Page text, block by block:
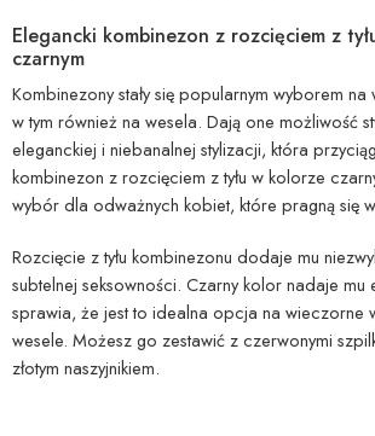
Elegancki kombinezon z rozcięciem z
czarnym
Kombinezony stały się popularnym wyborem
w tym również na wesela. Dają one możliwość
eleganckiej i niebanalnej stylizacji, która
kombinezon z rozcięciem z tyłu w kolorze
wybór dla odważnych kobiet, które pragną się
Rozcięcie z tyłu kombinezonu dodaje mu
subtelnej seksowności. Czarny kolor nadaje mu
sprawia, że jest to idealna opcja na wieczorne
wesele. Możesz go zestawić z czerwonymi
złotym naszyjnikiem.